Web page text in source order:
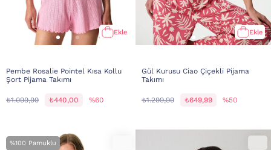
Ekle
Pembe Rosalie Pointel Kısa Kollu
Şort Pijama Takımı
₺1.099,99 ₺440,00 %60
Ekle
Gül Kurusu Ciao Çiçekli Pijama
Takımı
₺1.299,99 ₺649,99 %50
%100 Pamuklu